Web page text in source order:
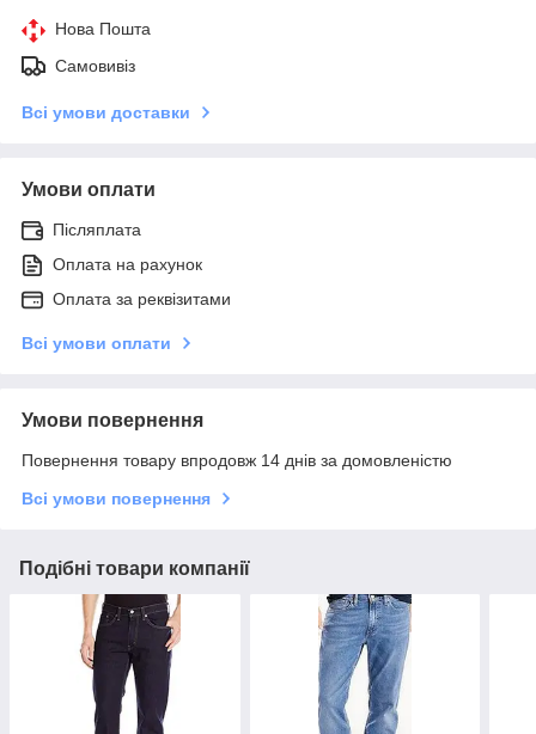
Нова Пошта
Самовивіз
Всі умови доставки
Умови оплати
Післяплата
Оплата на рахунок
Оплата за реквізитами
Всі умови оплати
Умови повернення
Повернення товару впродовж 14 днів за домовленістю
Всі умови повернення
Подібні товари компанії